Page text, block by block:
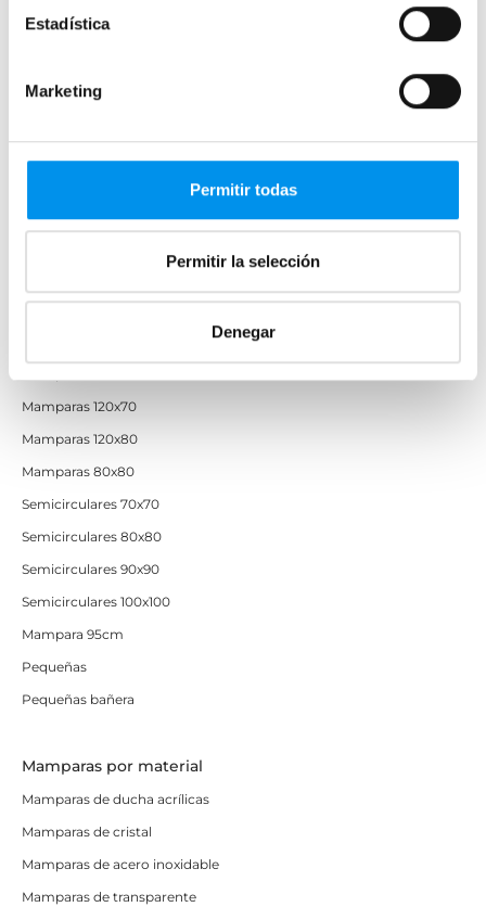
Estadística
Marketing
Permitir todas
Permitir la selección
Denegar
Mamparas de perfilería oro rosa
Mamparas 120x70
Mamparas 120x80
Mamparas 80x80
Semicirculares 70x70
Semicirculares 80x80
Semicirculares 90x90
Semicirculares 100x100
Mampara 95cm
Pequeñas
Pequeñas bañera
Mamparas por material
Mamparas de ducha acrílicas
Mamparas de cristal
Mamparas de acero inoxidable
Mamparas de transparente